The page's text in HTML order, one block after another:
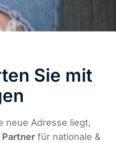
Sie mit
neue Adresse liegt,
für nationale &